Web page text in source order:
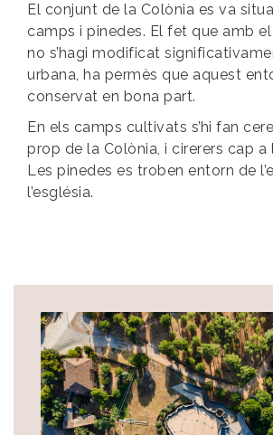
El conjunt de la Colònia es va
camps i pinedes. El fet que amb
no s’hagi modificat
urbana, ha permès que aquest
conservat en bona part.
En els camps cultivats s’hi fan
prop de la Colònia, i cirerers cap a
Les pinedes es troben entorn de
l’església.
Image